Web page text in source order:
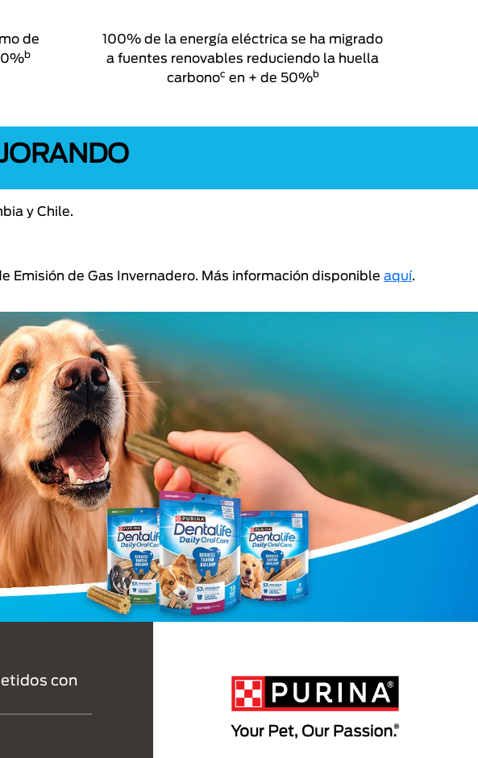
de
b
100% de la energía eléctrica se ha migrado
a fuentes renovables reduciendo la huella
carbonoc en + de 50% b
y Chile.
Emisión de Gas Invernadero. Más información disponible aquí.
con